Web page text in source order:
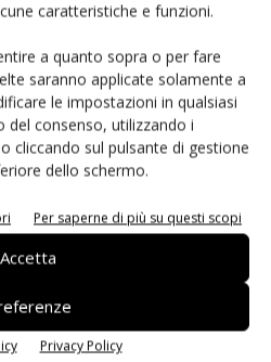
caratteristiche e funzioni.
a quanto sopra o per fare
saranno applicate solamente a
le impostazioni in qualsiasi
consenso, utilizzando i
cliccando sul pulsante di gestione
dello schermo.
Per saperne di più su questi scopi
Accetta
Privacy Policy
Twitter
Prossimo articolo
Sainsbury’s, entro il 2025 solo
packaging compostabile o